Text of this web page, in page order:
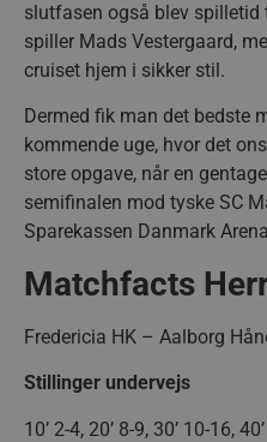
slutfasen også blev
spiller Mads Vestergaard,
cruiset hjem i sikker stil.
Dermed fik man det bedste
kommende uge, hvor det
store opgave, når en
semifinalen mod tyske SC
Sparekassen Danmark
Matchfacts
Fredericia HK – Aalborg
Stillinger undervejs
10’ 2-4, 20’ 8-9, 30’ 10-16,